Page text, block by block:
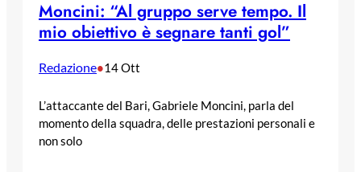
Moncini: “Al gruppo serve tempo. Il
mio obiettivo è segnare tanti gol”
Redazione•14 Ott
L’attaccante del Bari, Gabriele Moncini, parla del
momento della squadra, delle prestazioni personali e
non solo